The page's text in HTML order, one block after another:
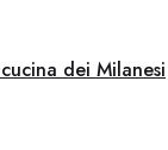
dei Milanesi